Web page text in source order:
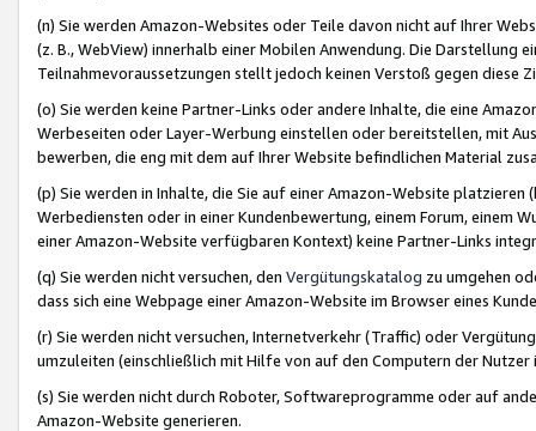
(n) Sie werden Amazon-Websites oder Teile davon nicht auf Ihrer
(z. B., WebView) innerhalb einer Mobilen Anwendung. Die Darstellung
Teilnahmevoraussetzungen stellt jedoch keinen Verstoß gegen diese
(o) Sie werden keine Partner-Links oder andere Inhalte, die eine
Werbeseiten oder Layer-Werbung einstellen oder bereitstellen, mit
bewerben, die eng mit dem auf Ihrer Website befindlichen Material
(p) Sie werden in Inhalte, die Sie auf einer Amazon-Website
Werbediensten oder in einer Kundenbewertung, einem Forum, einem
einer Amazon-Website verfügbaren Kontext) keine Partner-Links
(q) Sie werden nicht versuchen, den Vergütungskatalog zu umgehen
dass sich eine Webpage einer Amazon-Website im Browser eines
(r) Sie werden nicht versuchen, Internetverkehr (Traffic) oder
umzuleiten (einschließlich mit Hilfe von auf den Computern der
(s) Sie werden nicht durch Roboter, Softwareprogramme oder auf
Amazon-Website generieren.